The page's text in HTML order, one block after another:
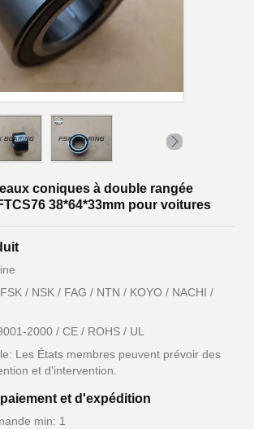
coniques à double rangée
38*64*33mm pour voitures
/ NSK / FAG / NTN / KOYO / NACHI /
2000 / CE / ROHS / UL
Les États membres peuvent prévoir des
et d'intervention.
et d'expédition
min: 1